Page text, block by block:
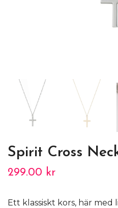
Spirit Cross
299.00 kr
Ett klassiskt kors, här